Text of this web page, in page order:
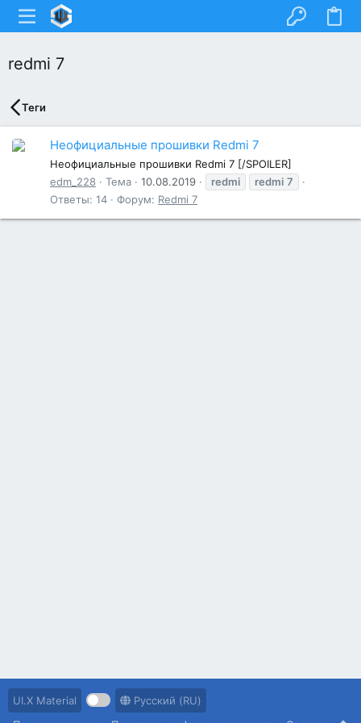
redmi 7
Теги
Неофициальные прошивки Redmi 7
Неофициальные прошивки Redmi 7 [/SPOILER]
edm_228
Тема 10.08.2019 redmi redmi 7
Ответы: 14
Форум: Redmi 7
UI.X Material
Русский (RU)